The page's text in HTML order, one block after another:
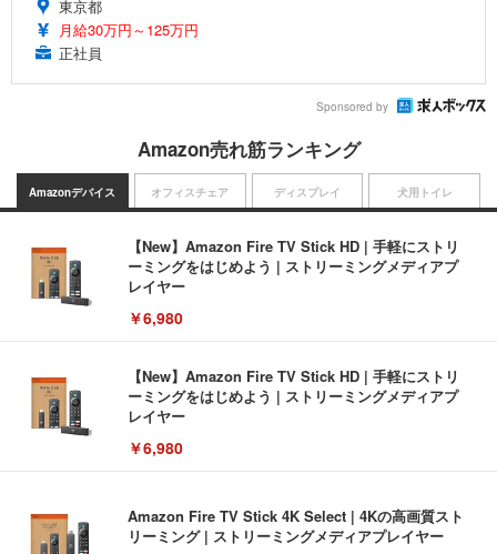
東京都
月給30万円～125万円
正社員
Sponsored by
Amazon売れ筋ランキング
Amazonデバイス
【New】Amazon Fire TV Stick HD | 手軽にストリ
ーミングをはじめよう | ストリーミングメディアプ
レイヤー
￥6,980
【New】Amazon Fire TV Stick HD | 手軽にストリ
ーミングをはじめよう | ストリーミングメディアプ
レイヤー
￥6,980
Amazon Fire TV Stick 4K Select | 4Kの高画質スト
リーミング | ストリーミングメディアプレイヤー
オフィスチェア ディスプレイ 犬用トイレ